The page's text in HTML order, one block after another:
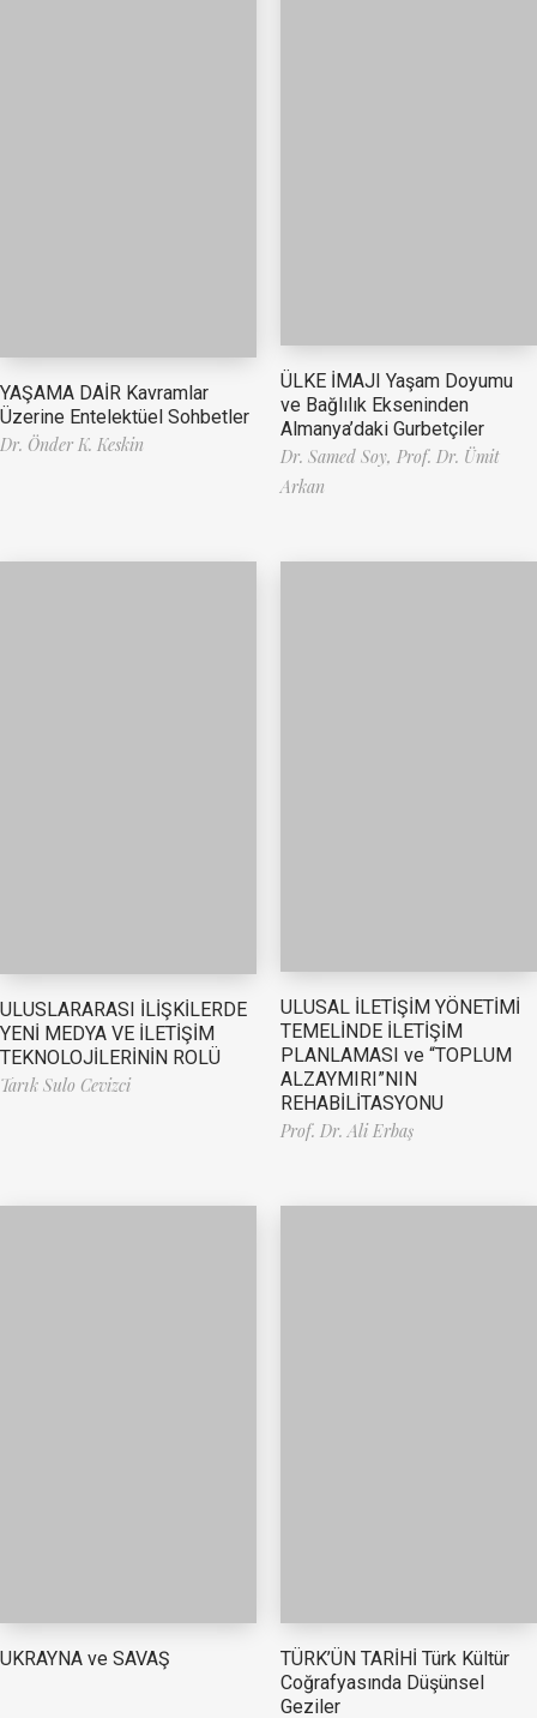
YAŞAMA DAİR Kavramlar
Üzerine Entelektüel Sohbetler
Dr. Önder K. Keskin
ÜLKE İMAJI Yaşam Doyumu
ve Bağlılık Ekseninden
Almanya’daki Gurbetçiler
Dr. Samed Soy, Prof. Dr. Ümit
Arkan
ULUSLARARASI İLİŞKİLERDE
YENİ MEDYA VE İLETİŞİM
TEKNOLOJİLERİNİN ROLÜ
Tarık Sulo Cevizci
ULUSAL İLETİŞİM YÖNETİMİ
TEMELİNDE İLETİŞİM
PLANLAMASI ve “TOPLUM
ALZAYMIRI”NIN
REHABİLİTASYONU
Prof. Dr. Ali Erbaş
UKRAYNA ve SAVAŞ
TÜRK’ÜN TARİHİ Türk Kültür
Coğrafyasında Düşünsel
Geziler